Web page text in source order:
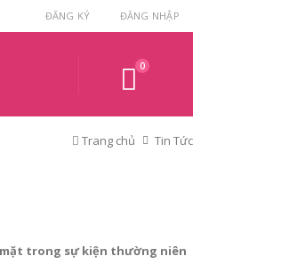
ĐĂNG KÝ ĐĂNG NHẬP
0
Trang chủ Tin Tức
mặt trong sự kiện thường niên